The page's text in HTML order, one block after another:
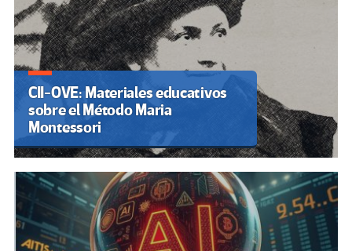
CII-OVE: Materiales educativos
sobre el Método Maria
Montessori